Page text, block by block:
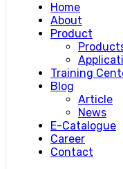
Home
About
Product
Training
Blog
Article
News
E-Catalogue
Career
Contact